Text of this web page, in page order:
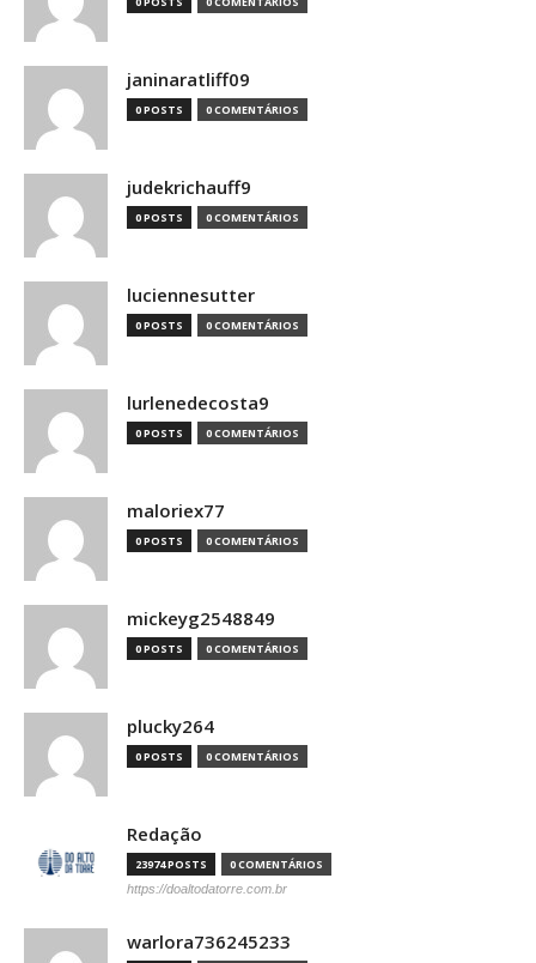
janinaratliff09
0 POSTS 0 COMENTÁRIOS
judekrichauff9
0 POSTS 0 COMENTÁRIOS
luciennesutter
0 POSTS 0 COMENTÁRIOS
lurlenedecosta9
0 POSTS 0 COMENTÁRIOS
maloriex77
0 POSTS 0 COMENTÁRIOS
mickeyg2548849
0 POSTS 0 COMENTÁRIOS
plucky264
0 POSTS 0 COMENTÁRIOS
Redação
23974 POSTS 0 COMENTÁRIOS
https://doaltodatorre.com.br
warlora736245233